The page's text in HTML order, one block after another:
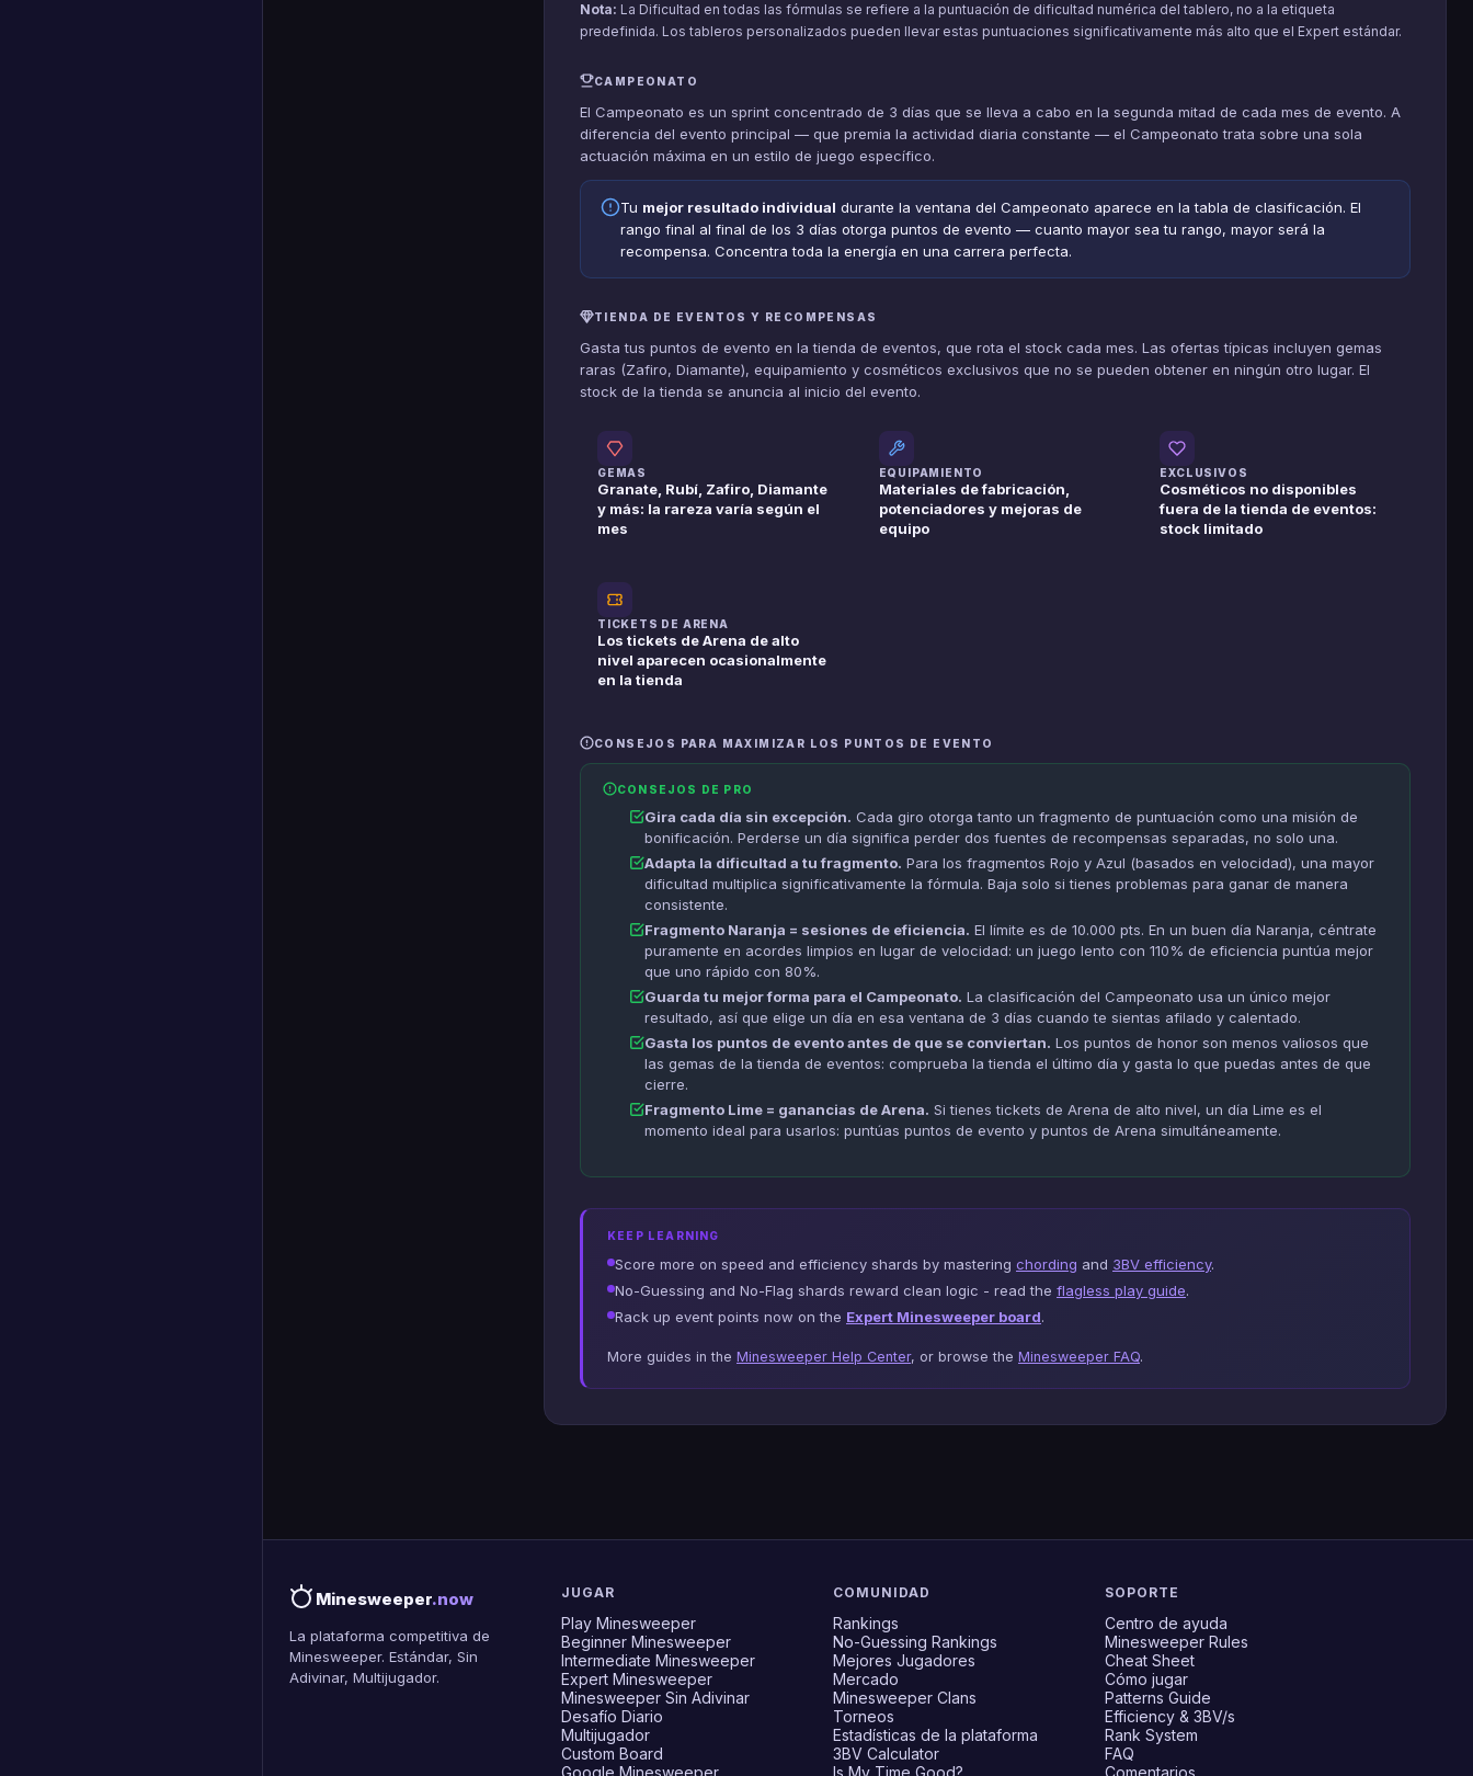
Nota: La Dificultad en todas las fórmulas se refiere a la puntuación de dificultad numérica del tablero, no a la etiqueta
predefinida. Los tableros personalizados pueden llevar estas puntuaciones significativamente más alto que el Expert estándar.
CAMPEONATO
El Campeonato es un sprint concentrado de 3 días que se lleva a cabo en la segunda mitad de cada mes de evento. A
diferencia del evento principal — que premia la actividad diaria constante — el Campeonato trata sobre una sola
actuación máxima en un estilo de juego específico.
Tu mejor resultado individual durante la ventana del Campeonato aparece en la tabla de clasificación. El
rango final al final de los 3 días otorga puntos de evento — cuanto mayor sea tu rango, mayor será la
recompensa. Concentra toda la energía en una carrera perfecta.
TIENDA DE EVENTOS Y RECOMPENSAS
Gasta tus puntos de evento en la tienda de eventos, que rota el stock cada mes. Las ofertas típicas incluyen gemas
raras (Zafiro, Diamante), equipamiento y cosméticos exclusivos que no se pueden obtener en ningún otro lugar. El
stock de la tienda se anuncia al inicio del evento.
GEMAS
Granate, Rubí, Zafiro, Diamante
y más: la rareza varía según el
mes
EQUIPAMIENTO
Materiales de fabricación,
potenciadores y mejoras de
equipo
EXCLUSIVOS
Cosméticos no disponibles
fuera de la tienda de eventos:
stock limitado
TICKETS DE ARENA
Los tickets de Arena de alto
nivel aparecen ocasionalmente
en la tienda
CONSEJOS PARA MAXIMIZAR LOS PUNTOS DE EVENTO
CONSEJOS DE PRO
Gira cada día sin excepción. Cada giro otorga tanto un fragmento de puntuación como una misión de
bonificación. Perderse un día significa perder dos fuentes de recompensas separadas, no solo una.
Adapta la dificultad a tu fragmento. Para los fragmentos Rojo y Azul (basados en velocidad), una mayor
dificultad multiplica significativamente la fórmula. Baja solo si tienes problemas para ganar de manera
consistente.
Fragmento Naranja = sesiones de eficiencia. El límite es de 10.000 pts. En un buen día Naranja, céntrate
puramente en acordes limpios en lugar de velocidad: un juego lento con 110% de eficiencia puntúa mejor
que uno rápido con 80%.
Guarda tu mejor forma para el Campeonato. La clasificación del Campeonato usa un único mejor
resultado, así que elige un día en esa ventana de 3 días cuando te sientas afilado y calentado.
Gasta los puntos de evento antes de que se conviertan. Los puntos de honor son menos valiosos que
las gemas de la tienda de eventos: comprueba la tienda el último día y gasta lo que puedas antes de que
cierre.
Fragmento Lime = ganancias de Arena. Si tienes tickets de Arena de alto nivel, un día Lime es el
momento ideal para usarlos: puntúas puntos de evento y puntos de Arena simultáneamente.
KEEP LEARNING
Score more on speed and efficiency shards by mastering chording and 3BV efficiency.
No-Guessing and No-Flag shards reward clean logic - read the flagless play guide.
Rack up event points now on the Expert Minesweeper board.
More guides in the Minesweeper Help Center, or browse the Minesweeper FAQ.
Minesweeper.now
La plataforma competitiva de
Minesweeper. Estándar, Sin
Adivinar, Multijugador.
JUGAR
Play Minesweeper
Beginner Minesweeper
Intermediate Minesweeper
Expert Minesweeper
Minesweeper Sin Adivinar
Desafío Diario
Multijugador
Custom Board
Google Minesweeper
COMUNIDAD
Rankings
No-Guessing Rankings
Mejores Jugadores
Mercado
Minesweeper Clans
Torneos
Estadísticas de la plataforma
3BV Calculator
Is My Time Good?
SOPORTE
Centro de ayuda
Minesweeper Rules
Cheat Sheet
Cómo jugar
Patterns Guide
Efficiency & 3BV/s
Rank System
FAQ
Comentarios